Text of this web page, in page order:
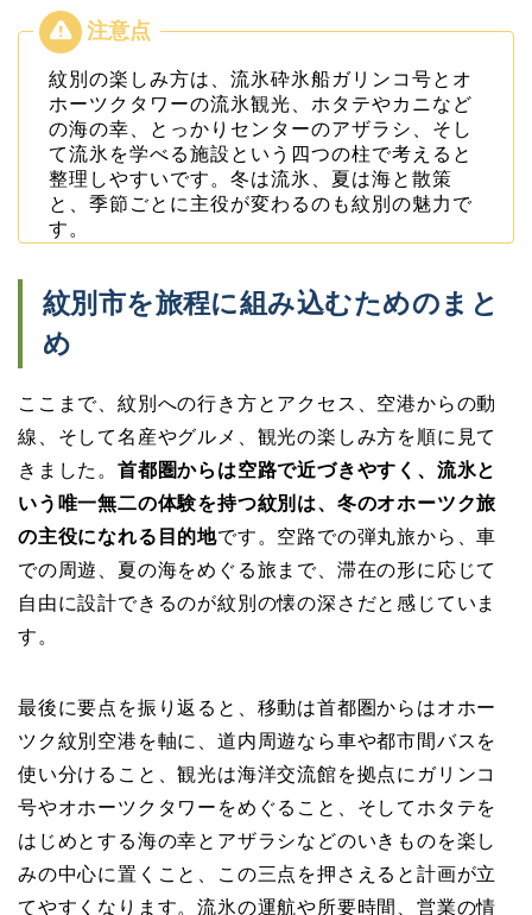
紋別の楽しみ方は、流氷砕氷船ガリンコ号とオ
ホーツクタワーの流氷観光、ホタテやカニなど
の海の幸、とっかりセンターのアザラシ、そし
て流氷を学べる施設という四つの柱で考えると
整理しやすいです。冬は流氷、夏は海と散策
と、季節ごとに主役が変わるのも紋別の魅力で
す。
紋別市を旅程に組み込むためのまと
め
ここまで、紋別への行き方とアクセス、空港からの動
線、そして名産やグルメ、観光の楽しみ方を順に見て
きました。 首都圏からは空路で近づきやすく、流氷と
いう唯一無二の体験を持つ紋別は、冬のオホーツク旅
の主役になれる目的地です。空路での弾丸旅から、車
での周遊、夏の海をめぐる旅まで、滞在の形に応じて
自由に設計できるのが紋別の懐の深さだと感じていま
す。
最後に要点を振り返ると、移動は首都圏からはオホー
ツク紋別空港を軸に、道内周遊なら車や都市間バスを
使い分けること、観光は海洋交流館を拠点にガリンコ
号やオホーツクタワーをめぐること、そしてホタテを
はじめとする海の幸とアザラシなどのいきものを楽し
みの中心に置くこと、この三点を押さえると計画が立
てやすくなります。流氷の運航や所要時間、営業の情